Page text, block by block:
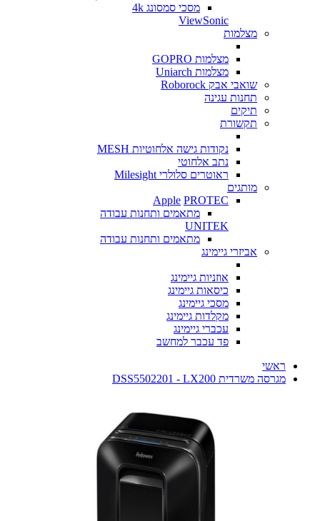
מסכי סמסונג 4k
ViewSonic
מצלמות
מצלמות GOPRO
מצלמות Uniarch
שואבי אבק Roborock
תחנות עגינה
תיקים
תקשורת
נקודות גישה אלחוטיות MESH
נתב אלחוטי
ראוטרים סלולרי Milesight
מותגים
Apple PROTEC
מתאמים ותחנות עבודה
UNITEK
מתאמים ותחנות עבודה
אביזרי גיימינג
אוזניות גיימינג
כיסאות גיימינג
מסכי גיימינג
מקלדות גיימינג
עכברי גיימינג
פד עכבר למחשב
ראשי
מגרסה משרדית DSS5502201 - LX200